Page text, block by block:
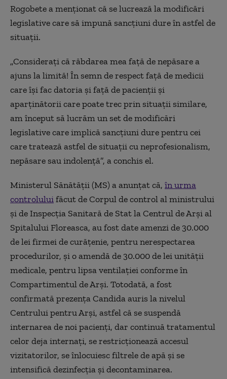
Rogobete a menţionat că se lucrează la modificări
legislative care să impună sancţiuni dure în astfel de
situaţii.
„Consideraţi că răbdarea mea faţă de nepăsare a
ajuns la limită! În semn de respect faţă de medicii
care îşi fac datoria şi faţă de pacienţii şi
aparţinătorii care poate trec prin situaţii similare,
am început să lucrăm un set de modificări
legislative care implică sancţiuni dure pentru cei
care tratează astfel de situaţii cu neprofesionalism,
nepăsare sau indolenţă”, a conchis el.
Ministerul Sănătăţii (MS) a anunţat că, în urma
controluluifăcut de Corpul de control al ministrului
şi de Inspecţia Sanitară de Stat la Centrul de Arşi al
Spitalului Floreasca, au fost date amenzi de 30.000
de lei firmei de curăţenie, pentru nerespectarea
procedurilor, şi o amendă de 30.000 de lei unităţii
medicale, pentru lipsa ventilaţiei conforme în
Compartimentul de Arşi. Totodată, a fost
confirmată prezenţa Candida auris la nivelul
Centrului pentru Arşi, astfel că se suspendă
internarea de noi pacienţi, dar continuă tratamentul
celor deja internaţi, se restricţionează accesul
vizitatorilor, se înlocuiesc filtrele de apă şi se
intensifică dezinfecţia şi decontaminarea.